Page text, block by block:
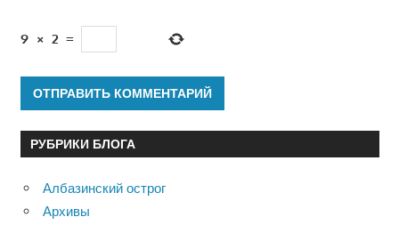
9 × 2 =
РУБРИКИ БЛОГА
Албазинский острог
Архивы